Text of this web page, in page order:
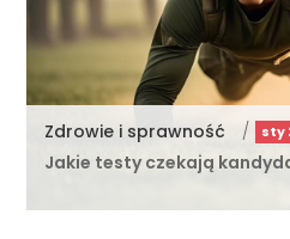
Zdrowie i sprawność / sty
Jakie testy czekają